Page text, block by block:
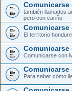
Comunicarse
también llamados
pero con cariño
Comunicarse
El territorio
Comunicarse
Comunicarse con
Comunicarse
Para saber cómo